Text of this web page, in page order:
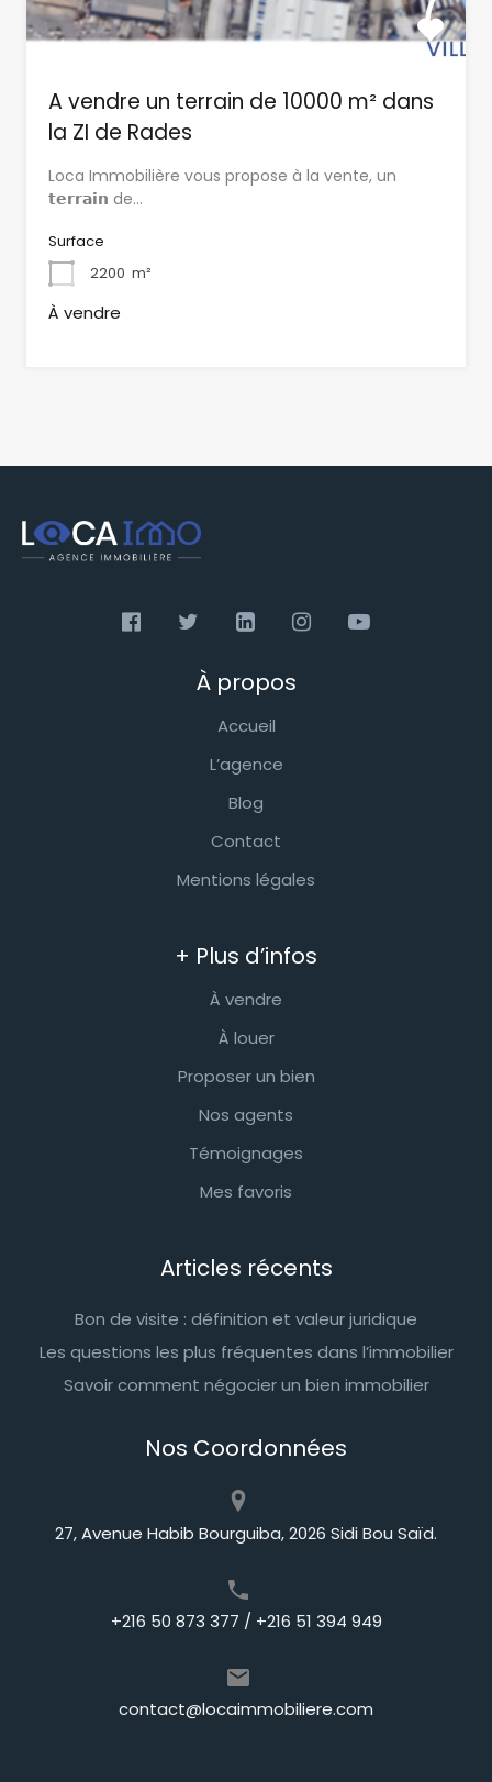
A vendre un terrain de 10000 m² dans
la ZI de Rades
Loca Immobilière vous propose à la vente, un
𝘁𝗲𝗿𝗿𝗮𝗶𝗻 de…
Surface
2200 m²
À vendre
À propos
Accueil
L’agence
Blog
Contact
Mentions légales
+ Plus d’infos
À vendre
À louer
Proposer un bien
Nos agents
Témoignages
Mes favoris
Articles récents
Bon de visite : définition et valeur juridique
Les questions les plus fréquentes dans l’immobilier
Savoir comment négocier un bien immobilier
Nos Coordonnées
27, Avenue Habib Bourguiba, 2026 Sidi Bou Saïd.
+216 50 873 377 / +216 51 394 949
contact@locaimmobiliere.com